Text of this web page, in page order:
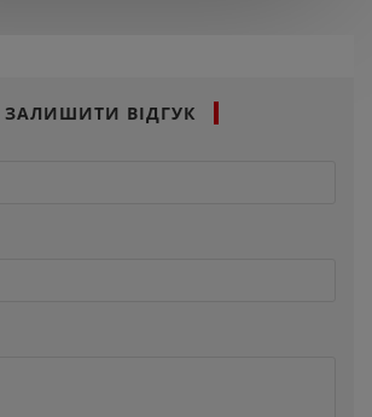
ЗАЛИШИТИ ВІДГУК